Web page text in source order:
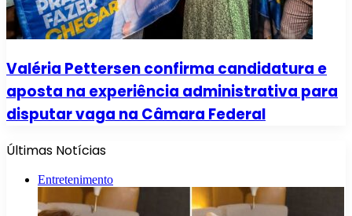
Valéria Pettersen confirma candidatura e
aposta na experiência administrativa para
disputar vaga na Câmara Federal
Últimas Notícias
Entretenimento